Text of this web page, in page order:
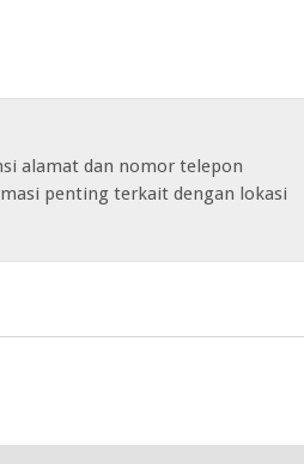
alamat dan nomor telepon
penting terkait dengan lokasi